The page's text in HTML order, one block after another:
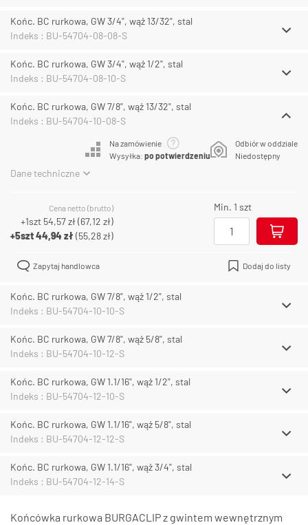
Końc. BC rurkowa, GW 3/4", wąż 13/32", stal
Indeks : BU-54704-08-08-S
Końc. BC rurkowa, GW 3/4", wąż 1/2", stal
Indeks : BU-54704-08-10-S
Końc. BC rurkowa, GW 7/8", wąż 13/32", stal
Indeks : BU-54704-10-08-S
Na zamówienie
Wysyłka: po potwierdzeniu
Odbiór w oddziale
Niedostępny
Dane techniczne
Cena netto (brutto)
+1szt 54,57 zł(67,12 zł)
+5szt44,94 zł(55,28 zł)
Min. 1 szt
Zapytaj handlowca Dodaj do listy
Końc. BC rurkowa, GW 7/8", wąż 1/2", stal
Indeks : BU-54704-10-10-S
Końc. BC rurkowa, GW 7/8", wąż 5/8", stal
Indeks : BU-54704-10-12-S
Końc. BC rurkowa, GW 1.1/16", wąż 1/2", stal
Indeks : BU-54704-12-10-S
Końc. BC rurkowa, GW 1.1/16", wąż 5/8", stal
Indeks : BU-54704-12-12-S
Końc. BC rurkowa, GW 1.1/16", wąż 3/4", stal
Indeks : BU-54704-12-14-S
Końcówka rurkowa BURGACLIP z gwintem wewnętrznym